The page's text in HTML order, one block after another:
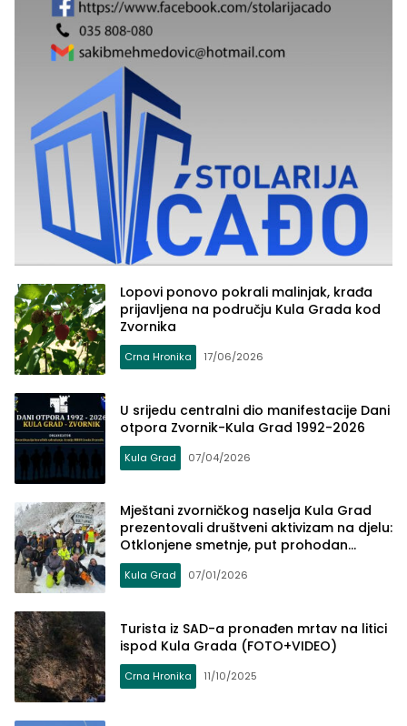
Lopovi ponovo pokrali malinjak, krađa
prijavljena na području Kula Grada kod
Zvornika
Crna Hronika 17/06/2026
U srijedu centralni dio manifestacije Dani
otpora Zvornik-Kula Grad 1992-2026
Kula Grad 07/04/2026
Mještani zvorničkog naselja Kula Grad
prezentovali društveni aktivizam na djelu:
Otklonjene smetnje, put prohodan
(FOTO)
Kula Grad 07/01/2026
Turista iz SAD-a pronađen mrtav na litici
ispod Kula Grada (FOTO+VIDEO)
Crna Hronika 11/10/2025